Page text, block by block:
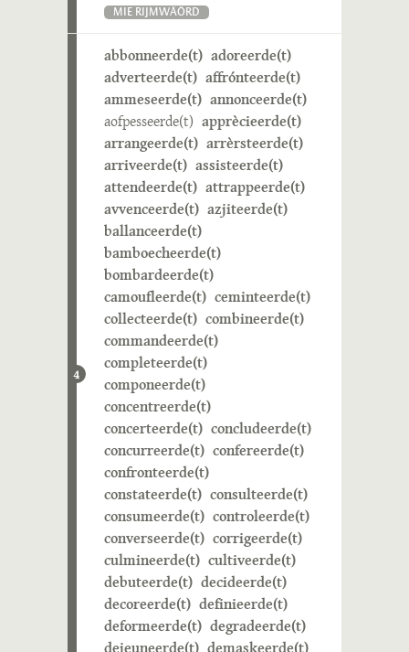
MIE RIJMWÄÖRD
4
abbonneerde(t) adoreerde(t)
adverteerde(t) affrónteerde(t)
ammeseerde(t) annonceerde(t)
aofpesseerde(t) apprècieerde(t)
arrangeerde(t) arrèrsteerde(t)
arriveerde(t) assisteerde(t)
attendeerde(t) attrappeerde(t)
avvenceerde(t) azjiteerde(t)
ballanceerde(t)
bamboecheerde(t)
bombardeerde(t)
camoufleerde(t) ceminteerde(t)
collecteerde(t) combineerde(t)
commandeerde(t)
completeerde(t)
componeerde(t)
concentreerde(t)
concerteerde(t) concludeerde(t)
concurreerde(t) confereerde(t)
confronteerde(t)
constateerde(t) consulteerde(t)
consumeerde(t) controleerde(t)
converseerde(t) corrigeerde(t)
culmineerde(t) cultiveerde(t)
debuteerde(t) decideerde(t)
decoreerde(t) definieerde(t)
deformeerde(t) degradeerde(t)